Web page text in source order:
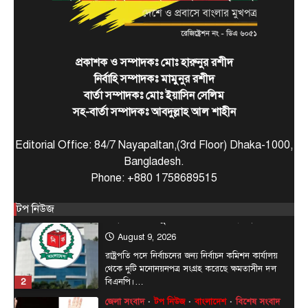
প্রকাশক ও সম্পাদকঃ মোঃ হারুনুর রশীদ
নির্বাহি সম্পাদকঃ মামুনুর রশীদ
বার্তা সম্পাদকঃ মোঃ ইয়াসিন সেলিম
সহ-বার্তা সম্পাদকঃ আবদুল্লাহ আল শাহীন
Editorial Office: 84/7 Nayapaltan,(3rd Floor) Dhaka-1000,
Bangladesh.
Phone: +880 1758689515
টপ নিউজ
অলি
August 9, 2026
হিসেবে এলডিপি চেয়ারম্যান কর্নেল (অব.) অলি আহমদের
নাম…
টপ নিউজ বাংলাদেশ রাজনীতি
রাষ্ট্রপতি পদে দুটি মনোনয়নপত্র সংগ্রহ বিএনপির
রাষ্ট্রপতি পদে নির্বাচনের জন্য নির্বাচন কমিশন কার্যালয়
থেকে দুটি মনোনয়নপত্র সংগ্রহ করেছে ক্ষমতাসীন দল
বিএনপি।…
প্রধানমন্ত্রী হিসাবে ২০ বছরের ব্যবধানে মা-
ছেলের বাঁশখালী সফর
August 8, 2026
এনামুল হক রাশেদী, চট্টগ্রামঃ ★ দুই দশক পর আবার
প্রধানমন্ত্রীর অপেক্ষায় বাঁশখালী—সেদিন ছিল জনতার ঢল,…
টপ নিউজ
প্রধানমন্ত্রীকে বরণে প্রস্তুত চট্টগ্রাম, নেতাকর্মীরা